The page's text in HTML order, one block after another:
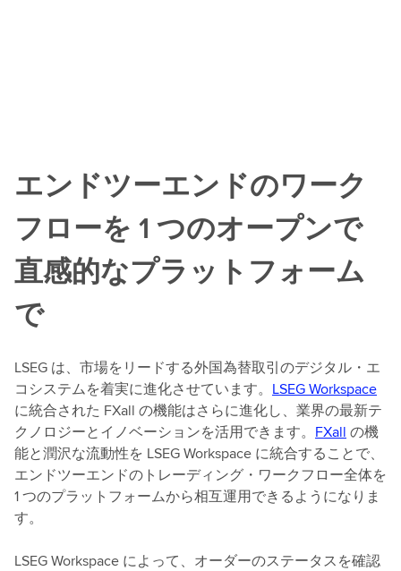
エンドツーエンドのワーク
フローを 1 つのオープンで
直感的なプラットフォーム
で
LSEG は、市場をリードする外国為替取引のデジタル・エ
コシステムを着実に進化させています。 LSEG Workspace
に統合された FXall の機能はさらに進化し、業界の最新テ
クノロジーとイノベーションを活用できます。 FXall の機
能と潤沢な流動性を LSEG Workspace に統合することで、
エンドツーエンドのトレーディング・ワークフロー全体を
1 つのプラットフォームから相互運用できるようになりま
す。
LSEG Workspace によって、オーダーのステータスを確認